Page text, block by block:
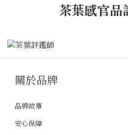
茶葉感官品
關於品牌
品牌故事
安心保障